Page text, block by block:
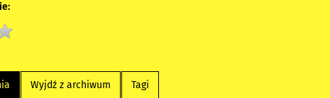
Wyjdź z archiwum Tagi